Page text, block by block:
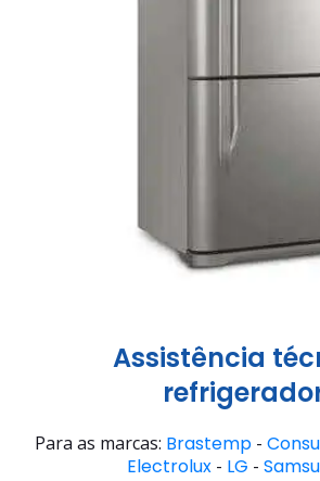
Assistência
Para as marcas: Brastemp -
Electrolux- LG -